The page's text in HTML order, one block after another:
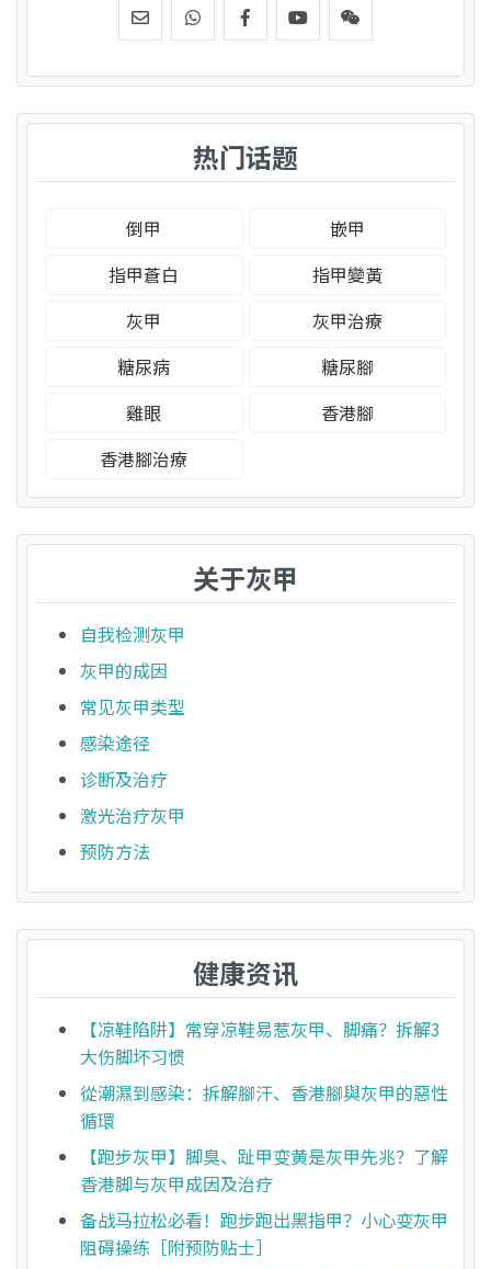
热门话题
倒甲
嵌甲
指甲蒼白
指甲變黃
灰甲
灰甲治療
糖尿病
糖尿腳
雞眼
香港腳
香港腳治療
关于灰甲
自我检测灰甲
灰甲的成因
常见灰甲类型
感染途径
诊断及治疗
激光治疗灰甲
预防方法
健康资讯
【凉鞋陷阱】常穿凉鞋易惹灰甲、脚痛？拆解3
大伤脚坏习惯
從潮濕到感染：拆解腳汗、香港腳與灰甲的惡性
循環
【跑步灰甲】脚臭、趾甲变黄是灰甲先兆？了解
香港脚与灰甲成因及治疗
备战马拉松必看！跑步跑出黑指甲？小心变灰甲
阻碍操练［附预防贴士］